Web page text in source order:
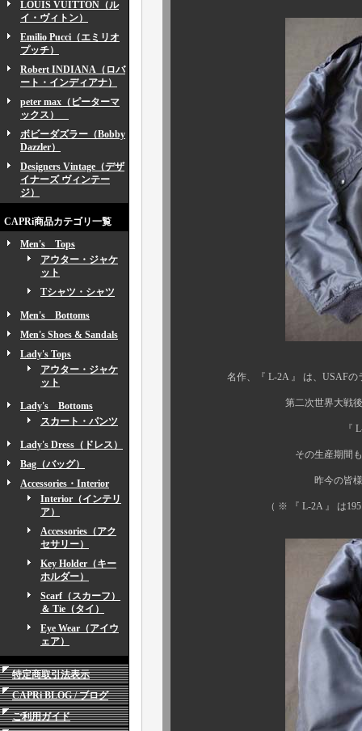
LOUIS VUITTON（ル
イ・ヴィトン）
Emilio Pucci（エミリオ
プッチ）
Robert INDIANA（ロバ
ート・インディアナ）
peter max（ピーターマ
ックス）
ボビーダズラー（Bobby
Dazzler）
Designers Vintage（デザ
イナーズ ヴィンテー
ジ）
CAPRi商品カテゴリ一覧
Men's Tops
アウター・ジャケ
ット
Tシャツ・シャツ
Men's Bottoms
Men's Shoes & Sandals
Lady's Tops
アウター・ジャケ
ット
Lady's Bottoms
スカート・パンツ
Lady's Dress（ドレス）
Bag（バッグ）
Accessories・Interior
Interior（インテリ
ア）
Accessories（アク
セサリー）
Key Holder（キー
ホルダー）
Scarf（スカーフ）
＆ Tie（タイ）
Eye Wear（アイウ
ェア）
特定商取引法表示
CAPRi BLOG / ブログ
ご利用ガイド
名作、『 L-2A 』 は、USAFのライ
第二次世界大戦後、レザー
『 L-2 』 の所謂、後
その生産期間も僅か１年の
昨今の皆様方のご垂涎、
（ ※ 『 L-2A 』 は1951年～